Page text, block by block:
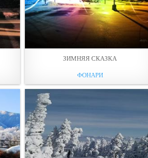
ЗИМНЯЯ СКАЗКА
ФОНАРИ